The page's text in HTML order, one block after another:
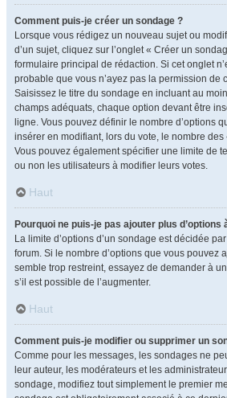
Comment puis-je créer un sondage ?
Lorsque vous rédigez un nouveau sujet ou
d’un sujet, cliquez sur l’onglet « Créer un
formulaire principal de rédaction. Si cet onglet
probable que vous n’ayez pas la permission de
Saisissez le titre du sondage en incluant au
champs adéquats, chaque option devant être
ligne. Vous pouvez définir le nombre d’options
insérer en modifiant, lors du vote, le nombre
Vous pouvez également spécifier une limite de
ou non les utilisateurs à modifier leurs votes.
Haut
Pourquoi ne puis-je pas ajouter plus d’options
La limite d’options d’un sondage est décidée
forum. Si le nombre d’options que vous pouvez
semble trop restreint, essayez de demander à
s’il est possible de l’augmenter.
Haut
Comment puis-je modifier ou supprimer un
Comme pour les messages, les sondages ne
leur auteur, les modérateurs et les
sondage, modifiez tout simplement le premier